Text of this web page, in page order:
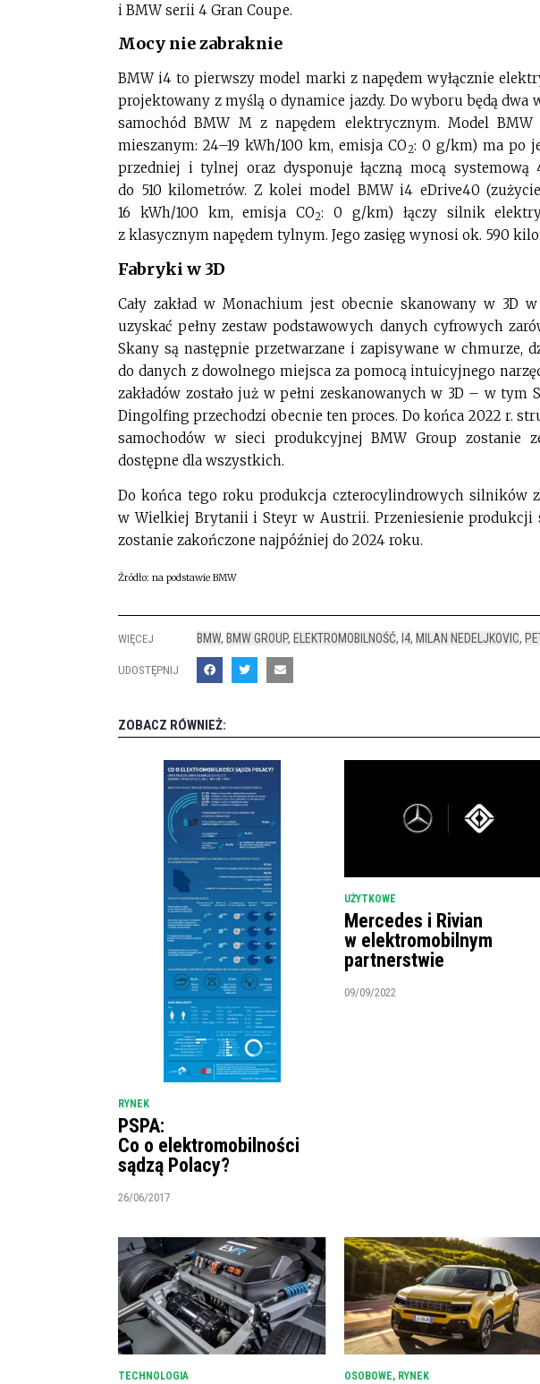
i BMW serii 4 Gran Coupe.
Mocy nie zabraknie
BMW i4 to pierwszy model marki z napędem wyłącznie
projektowany z myślą o dynamice jazdy. Do wyboru będą
samochód BMW M z napędem elektrycznym. Model
mieszanym: 24–19 kWh/100 km, emisja CO2: 0 g/km) ma po
przedniej i tylnej oraz dysponuje łączną mocą
do 510 kilometrów. Z kolei model BMW i4 eDrive40
16 kWh/100 km, emisja CO2: 0 g/km) łączy silnik
z klasycznym napędem tylnym. Jego zasięg wynosi ok. 590
Fabryki w 3D
Cały zakład w Monachium jest obecnie skanowany w 3D w
uzyskać pełny zestaw podstawowych danych cyfrowych
Skany są następnie przetwarzane i zapisywane w chmurze,
do danych z dowolnego miejsca za pomocą intuicyjnego
zakładów zostało już w pełni zeskanowanych w 3D – w tym
Dingolfing przechodzi obecnie ten proces. Do końca 2022 r.
samochodów w sieci produkcyjnej BMW Group zostanie
dostępne dla wszystkich.
Do końca tego roku produkcja czterocylindrowych silników
w Wielkiej Brytanii i Steyr w Austrii. Przeniesienie produkcji
zostanie zakończone najpóźniej do 2024 roku.
Źródło: na podstawie BMW
WIĘCEJ BMW, BMW GROUP, ELEKTROMOBILNOŚĆ, I4, MILAN NEDELJKOVIC,
UDOSTĘPNIJ
ZOBACZ RÓWNIEŻ:
RYNEK
PSPA:
Co o elektromobilności
sądzą Polacy?
26/06/2017
UŻYTKOWE
Mercedes i Rivian
w elektromobilnym
partnerstwie
09/09/2022
TECHNOLOGIA OSOBOWE, RYNEK